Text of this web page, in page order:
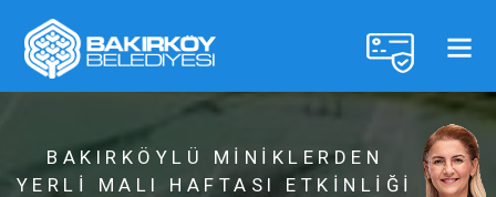
BAKIRKÖYLÜ MİNİKLERDEN
YERLİ MALI HAFTASI ETKİNLİĞİ